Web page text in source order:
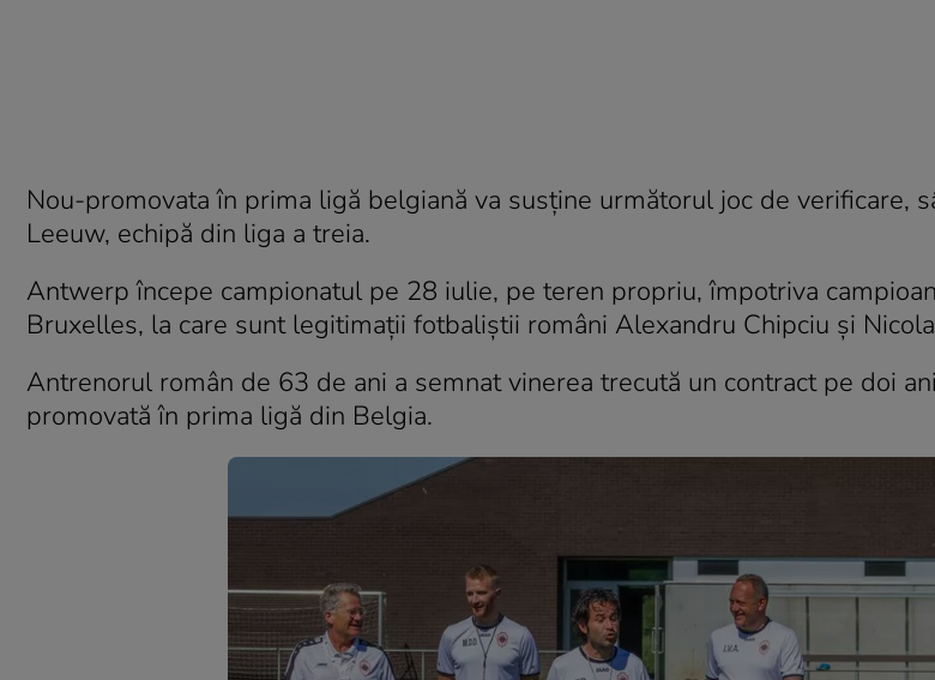
Nou-promovata în prima ligă belgiană va susține următorul joc de verificare,
Leeuw, echipă din liga a treia.
Antwerp începe campionatul pe 28 iulie, pe teren propriu, împotriva
Bruxelles, la care sunt legitimații fotbaliștii români Alexandru Chipciu și
Antrenorul român de 63 de ani a semnat vinerea trecută un contract pe doi
promovată în prima ligă din Belgia.